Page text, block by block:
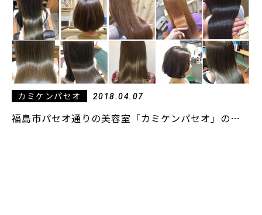
カミケンパセオ 2018.04.07
福島市パセオ通りの美容室「カミケンパセオ」の…